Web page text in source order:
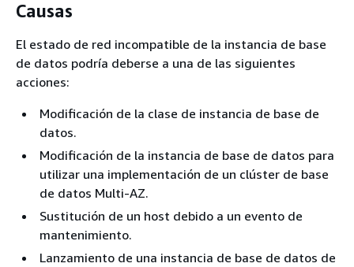
Causas
El estado de red incompatible de la instancia de base
de datos podría deberse a una de las siguientes
acciones:
Modificación de la clase de instancia de base de
datos.
Modificación de la instancia de base de datos para
utilizar una implementación de un clúster de base
de datos Multi-AZ.
Sustitución de un host debido a un evento de
mantenimiento.
Lanzamiento de una instancia de base de datos de